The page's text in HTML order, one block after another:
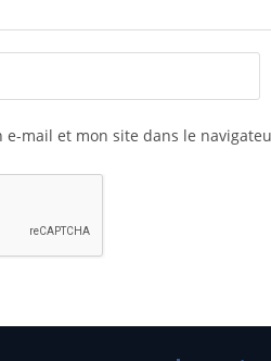
e-mail et mon site dans le